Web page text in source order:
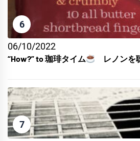
6
06/10/2022
“How?” to 珈琲タイム レノンを
7